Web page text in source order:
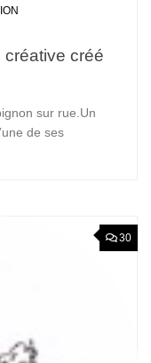
créative créé
sur rue.Un
de ses
30